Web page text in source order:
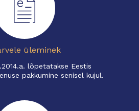
üleminek
lõpetatakse Eestis
pakkumine senisel kujul.